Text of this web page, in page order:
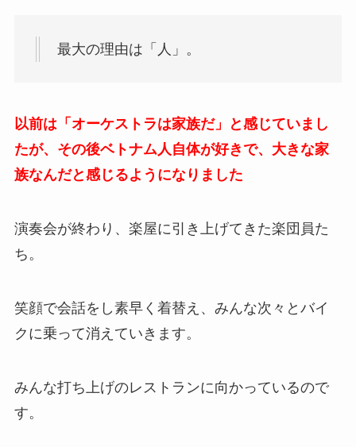
最大の理由は「人」。
以前は「オーケストラは家族だ」と感じていまし
たが、その後ベトナム人自体が好きで、大きな家
族なんだと感じるようになりました
演奏会が終わり、楽屋に引き上げてきた楽団員た
ち。
笑顔で会話をし素早く着替え、みんな次々とバイ
クに乗って消えていきます。
みんな打ち上げのレストランに向かっているので
す。